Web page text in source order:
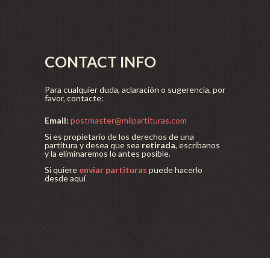
CONTACT INFO
Para cualquier duda, aclaración o sugerencia, por
favor, contacte:
Email: postmaster@milpartituras.com
Si es propietario de los derechos de una
partitura y desea que sea retirada, escríbanos
y la eliminaremos lo antes posible.
Si quiere enviar partituras puede hacerlo
desde aquí